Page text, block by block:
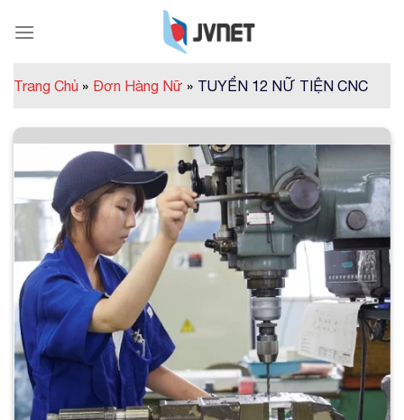
Trang Chủ » Đơn Hàng Nữ » TUYỂN 12 NỮ TIỆN CNC